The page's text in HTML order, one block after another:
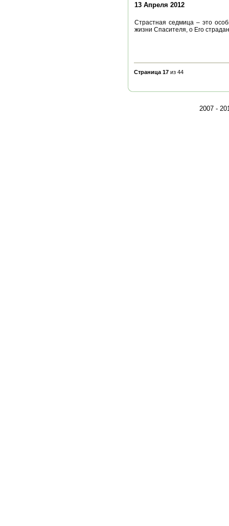
13 Апреля 2012
Страстная седмица – это
жизни Спасителя, о Его
Страница 17 из 44
2007 -